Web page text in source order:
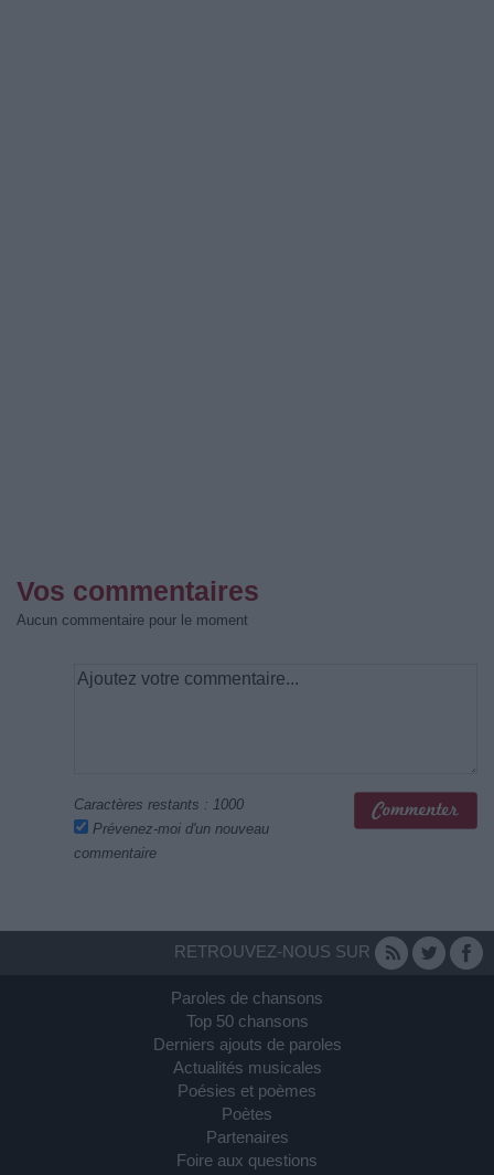
Vos commentaires
Aucun commentaire pour le moment
Caractères restants : 1000
Prévenez-moi d'un nouveau
commentaire
RETROUVEZ-NOUS SUR
Paroles de chansons
Top 50 chansons
Derniers ajouts de paroles
Actualités musicales
Poésies et poèmes
Poètes
Partenaires
Foire aux questions